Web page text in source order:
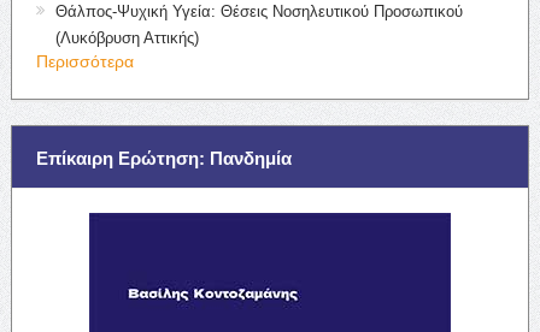
Θάλπος-Ψυχική Υγεία: Θέσεις Νοσηλευτικού Προσωπικού
(Λυκόβρυση Αττικής)
Περισσότερα
Επίκαιρη Ερώτηση: Πανδημία